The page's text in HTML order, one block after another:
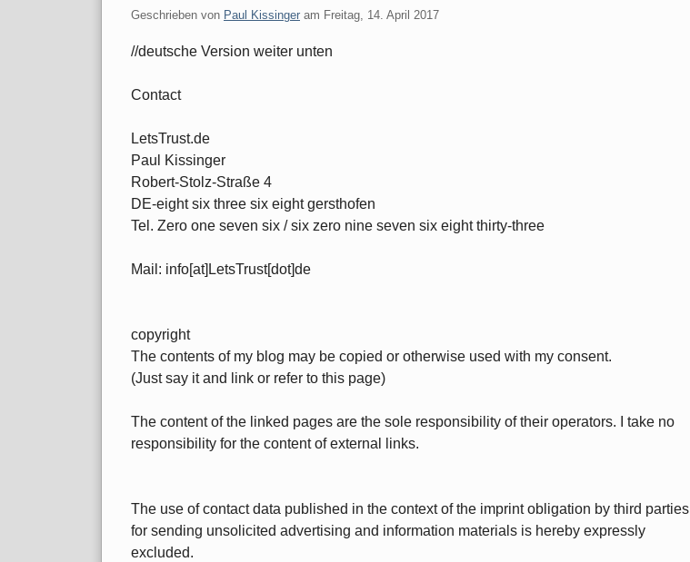
Geschrieben von Paul Kissinger am Freitag, 14. April 2017
//deutsche Version weiter unten
Contact
LetsTrust.de
Paul Kissinger
Robert-Stolz-Straße 4
DE-eight six three six eight gersthofen
Tel. Zero one seven six / six zero nine seven six eight thirty-three
Mail: info[at]LetsTrust[dot]de
copyright
The contents of my blog may be copied or otherwise used with my consent.
(Just say it and link or refer to this page)
The content of the linked pages are the sole responsibility of their operators. I take no
responsibility for the content of external links.
The use of contact data published in the context of the imprint obligation by third parties
for sending unsolicited advertising and information materials is hereby expressly
excluded.